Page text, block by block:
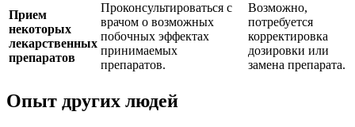
Прием
некоторых
лекарственных
препаратов
Проконсультироваться с
врачом о возможных
побочных эффектах
принимаемых
препаратов.
Возможно,
потребуется
корректировка
дозировки или
замена препарата.
Опыт других людей